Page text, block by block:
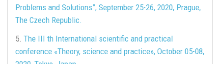
Problems and Solutions”, September 25-26, 2020, Prague,
The Czech Republic.
5. The III th International scientific and practical
conference «Theory, science and practice», October 05-08,